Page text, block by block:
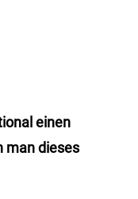
einen
man dieses